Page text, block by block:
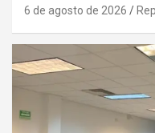
6 de agosto de 2026